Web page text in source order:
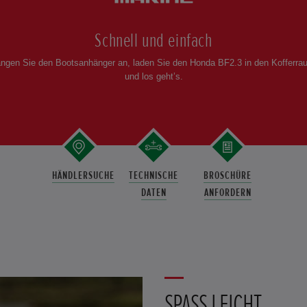
Schnell und einfach
Sie den Bootsanhänger an, laden Sie den Honda BF2.3 in den
und los geht’s.
HÄNDLERSUCHE
TECHNISCHE
DATEN
BROSCHÜRE
ANFORDERN